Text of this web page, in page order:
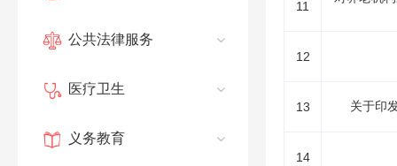
公共法律服务
医疗卫生
义务教育
11
12
13 关于印
14